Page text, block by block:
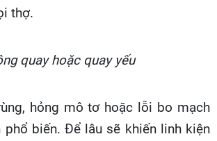
thợ.
quay hoặc quay yếu
hỏng mô tơ hoặc lỗi bo mạch
phổ biến. Để lâu sẽ khiến linh kiện